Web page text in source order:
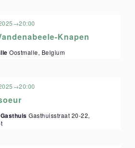
Knapen
Oostmalle, Belgium
Gasthuisstraat 20-22,